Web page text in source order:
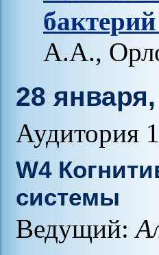
А.А.,
28
Аудитория
W4
системы
Ведущий: